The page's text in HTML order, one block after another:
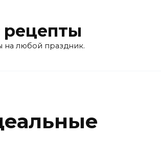
на любой праздник.